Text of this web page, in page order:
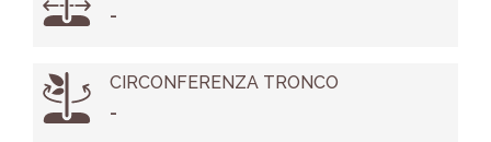
-
CIRCONFERENZA TRONCO
-